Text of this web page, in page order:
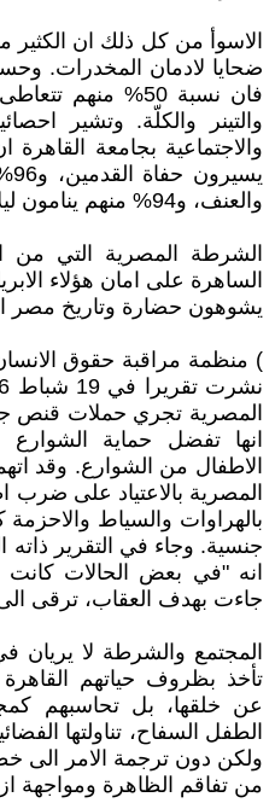
الاسوأ من كل ذلك ان
ضحايا لادمان المخدرات.
فان نسبة 50% منهم
والتينر والكلّة. وتشير
والعنف، و94% منهم ينامون ليلا في الاماكن المهجورة.
الشرطة المصرية التي من
الساهرة على امان هؤلاء
يشوهون حضارة وتاريخ مصر
المصرية تجري حملات قنص
انها تفضل حماية
الاطفال من الشوارع. وقد
المصرية بالاعتياد على ضرب
بالهراوات والسياط
جنسية. وجاء في التقرير
انه "في بعض الحالات كانت
جاءت بهدف العقاب، ترقى
المجتمع والشرطة لا يريان
تأخذ بظروف حياتهم
عن خلقها، بل تحاسبهم
الطفل السفاح، تناولتها
ولكن دون ترجمة الامر الى
من تفاقم الظاهرة ومواجهة